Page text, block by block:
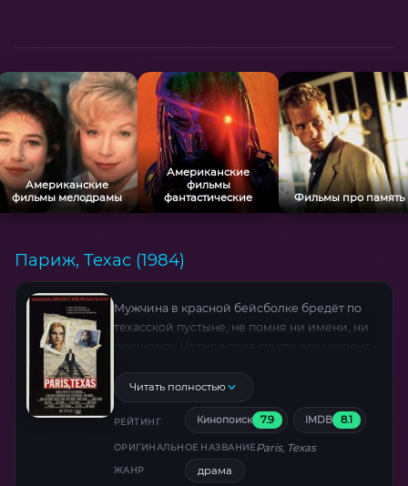
Американские
фильмы мелодрамы
Американские
фильмы
фантастические
Фильмы про память
Париж, Техас (1984)
Мужчина в красной бейсболке бредёт по
техасской пустыне, не помня ни имени, ни
брошенный сын, пропавшая жена и город-
призрак Париж. Под гитару Рая Кудера он
отправляется в путь, где каждый кадр —
поэма о потерях, а тишина кричит громче
Читать полностью
РЕЙТИНГ Кинопоиск 7.9 IMDB 8.1
ОРИГИНАЛЬНОЕ НАЗВАНИЕParis, Texas
ЖАНР драма